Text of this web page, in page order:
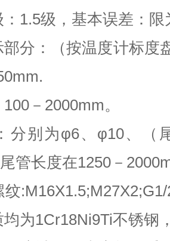
1.5级，基本误差：限
分：（按温度计标度
－2000mm。
分别为φ6、φ10、（
管长度在1250－
为1Cr18Ni9Ti不锈钢